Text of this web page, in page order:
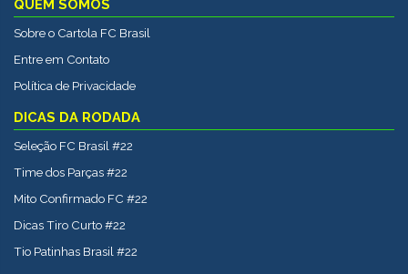
QUEM SOMOS
Sobre o Cartola FC Brasil
Entre em Contato
Política de Privacidade
DICAS DA RODADA
Seleção FC Brasil #22
Time dos Parças #22
Mito Confirmado FC #22
Dicas Tiro Curto #22
Tio Patinhas Brasil #22